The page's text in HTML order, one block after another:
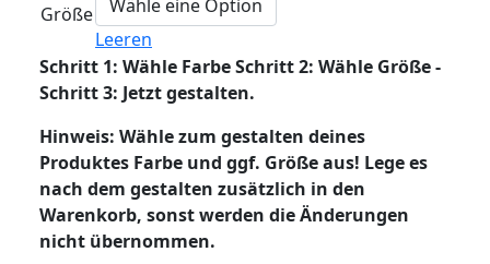
Größe
Leeren
Schritt 1: Wähle Farbe Schritt 2: Wähle Größe -
Schritt 3: Jetzt gestalten.
Hinweis: Wähle zum gestalten deines
Produktes Farbe und ggf. Größe aus! Lege es
nach dem gestalten zusätzlich in den
Warenkorb, sonst werden die Änderungen
nicht übernommen.